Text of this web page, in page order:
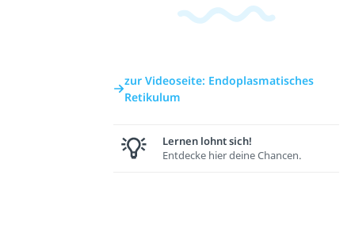
zur Videoseite: Endoplasmatisches
Retikulum
Lernen lohnt sich!
Entdecke hier deine Chancen.